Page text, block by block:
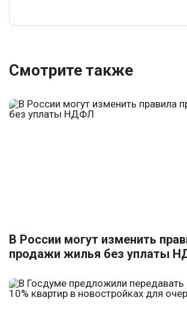
Смотрите также
В России могут изменить
продажи жилья без уплаты